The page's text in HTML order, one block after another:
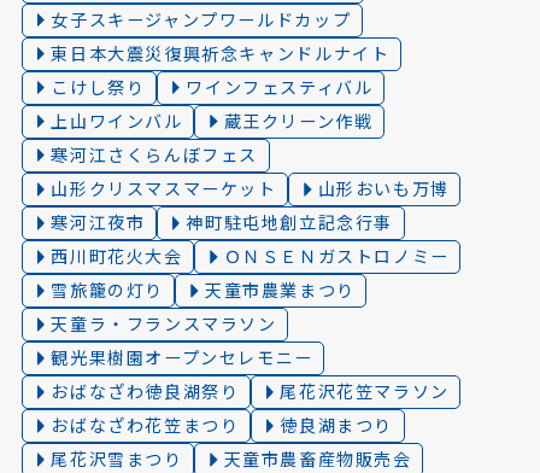
女子スキージャンプワールドカップ
東日本大震災復興祈念キャンドルナイト
こけし祭り
ワインフェスティバル
上山ワインバル
蔵王クリーン作戦
寒河江さくらんぼフェス
山形クリスマスマーケット
山形おいも万博
寒河江夜市
神町駐屯地創立記念行事
西川町花火大会
ＯＮＳＥＮガストロノミー
雪旅籠の灯り️
天童市農業まつり
天童ラ・フランスマラソン
観光果樹園オープンセレモニー
おばなざわ徳良湖祭り
尾花沢花笠マラソン
おばなざわ花笠まつり
徳良湖まつり
尾花沢雪まつり
天童市農畜産物販売会